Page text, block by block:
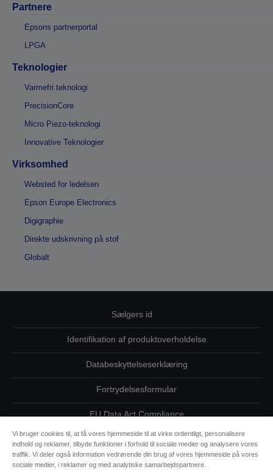
Partnere
Epsons partnerportal
LPGA
Teknologier
Varmefri teknologi
PrecisionCore
Micro Piezo-teknologi
Innovative Teknologier
Virksomhed
Websted for ledelsen
Epson Europe Electronics
Digigraphie
Direkte udskrivning på stof
Globalt
Sælgers id
Identifikation af produktoverholdelse
Databeskyttelseserklæring
Fortrydelsesformular
EU Data Act Compliance
Kontakt os vedrørende dine data
Oplysninger om cookies
Vi bruger cookies til, at få vores hjemmeside til at virke ordentligt, personalisere
indhold og reklamer, tilbyde funktioner i forhold til sociale medier og analysere vores
traffik. Vi deler også information vedrørende din brug af vores hjemmeside på vores
sociale medier, i reklamer og med analytiske samarbejdspartnere.